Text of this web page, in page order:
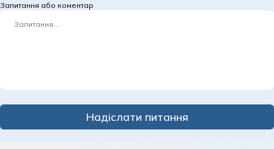
Запитання або коментар
Надіслати питання